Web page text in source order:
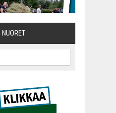
NUO­RET